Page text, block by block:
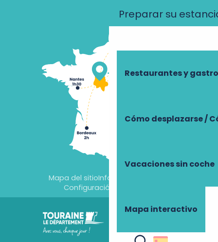
Preparar su
Restaurantes y
Cómo desplazarse /
Vacaciones sin coche
Mapa interactivo
Mapa del sitioInformación jurídica
Configuración de cookies